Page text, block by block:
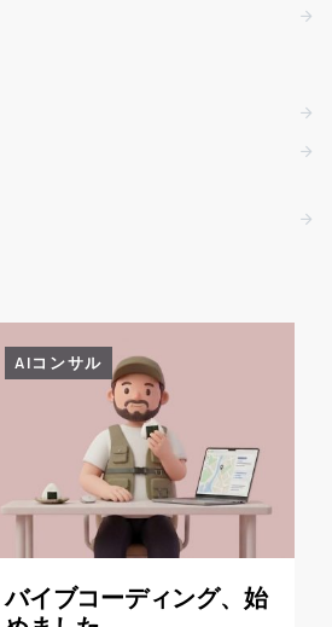
AIコンサル
バイブコーディング、始